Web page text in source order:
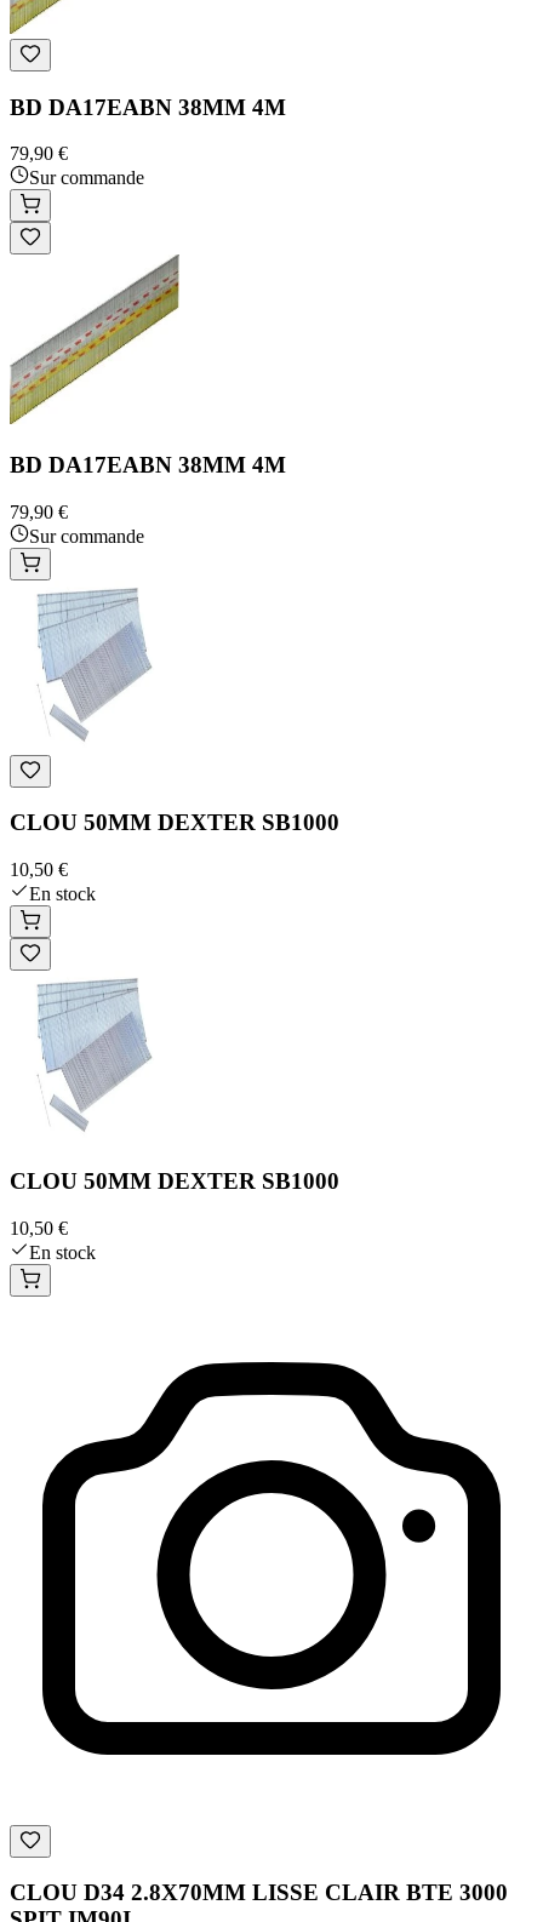
BD DA17EABN 38MM 4M
79,90 €
Sur commande
BD DA17EABN 38MM 4M
79,90 €
Sur commande
CLOU 50MM DEXTER SB1000
10,50 €
En stock
CLOU 50MM DEXTER SB1000
10,50 €
En stock
CLOU D34 2.8X70MM LISSE CLAIR BTE 3000